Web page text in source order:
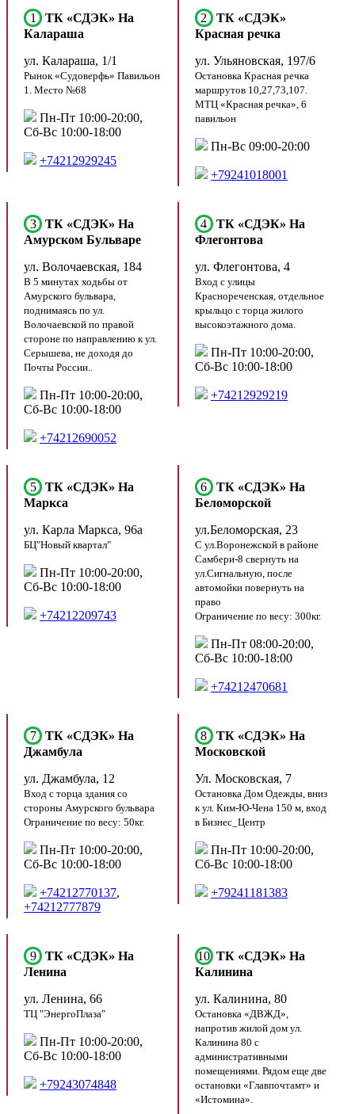
1
ТК «СДЭК» На
Калараша
ул. Калараша, 1/1
Рынок «Судоверфь» Павильон
1. Место №68
Пн-Пт 10:00-20:00,
Сб-Вс 10:00-18:00
+74212929245
2
ТК «СДЭК»
Красная речка
ул. Ульяновская, 197/6
Остановка Красная речка
маршрутов 10,27,73,107.
МТЦ «Красная речка», 6
павильон
Пн-Вс 09:00-20:00
+79241018001
3
ТК «СДЭК» На
Амурском Бульваре
ул. Волочаевская, 184
В 5 минутах ходьбы от
Амурского бульвара,
поднимаясь по ул.
Волочаевской по правой
стороне по направлению к ул.
Серышева, не доходя до
Почты России..
Пн-Пт 10:00-20:00,
Сб-Вс 10:00-18:00
+74212690052
4
ТК «СДЭК» На
Флегонтова
ул. Флегонтова, 4
Вход с улицы
Краснореченская, отдельное
крыльцо с торца жилого
высокоэтажного дома.
Пн-Пт 10:00-20:00,
Сб-Вс 10:00-18:00
+74212929219
5
ТК «СДЭК» На
Маркса
ул. Карла Маркса, 96а
БЦ"Новый квартал"
Пн-Пт 10:00-20:00,
Сб-Вс 10:00-18:00
+74212209743
6
ТК «СДЭК» На
Беломорской
ул.Беломорская, 23
С ул.Воронежской в районе
Самбери-8 свернуть на
ул.Сигнальную, после
автомойки повернуть на
право
Ограничение по весу: 300кг.
Пн-Пт 08:00-20:00,
Сб-Вс 10:00-18:00
+74212470681
7
ТК «СДЭК» На
Джамбула
ул. Джамбула, 12
Вход с торца здания со
стороны Амурского бульвара
Ограничение по весу: 50кг.
Пн-Пт 10:00-20:00,
Сб-Вс 10:00-18:00
+74212770137,
+74212777879
8
ТК «СДЭК» На
Московской
Ул. Московская, 7
Остановка Дом Одежды, вниз
к ул. Ким-Ю-Чена 150 м, вход
в Бизнес_Центр
Пн-Пт 10:00-20:00,
Сб-Вс 10:00-18:00
+79241181383
9
ТК «СДЭК» На
Ленина
ул. Ленина, 66
ТЦ "ЭнергоПлаза"
Пн-Пт 10:00-20:00,
Сб-Вс 10:00-18:00
+79243074848
10 ТК «СДЭК» На
Калинина
ул. Калинина, 80
Остановка «ДВЖД»,
напротив жилой дом ул.
Калинина 80 с
административными
помещениями. Рядом еще две
остановки «Главпочтамт» и
«Истомина».